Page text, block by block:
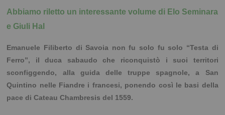
Abbiamo riletto un interessante volume di Elo Seminara
e Giuli Hal
Emanuele Filiberto di Savoia non fu solo fu solo “Testa di
Ferro”, il duca sabaudo che riconquistò i suoi territori
sconfiggendo, alla guida delle truppe spagnole, a San
Quintino nelle Fiandre i francesi, ponendo così le basi della
pace di Cateau Chambresis del 1559.